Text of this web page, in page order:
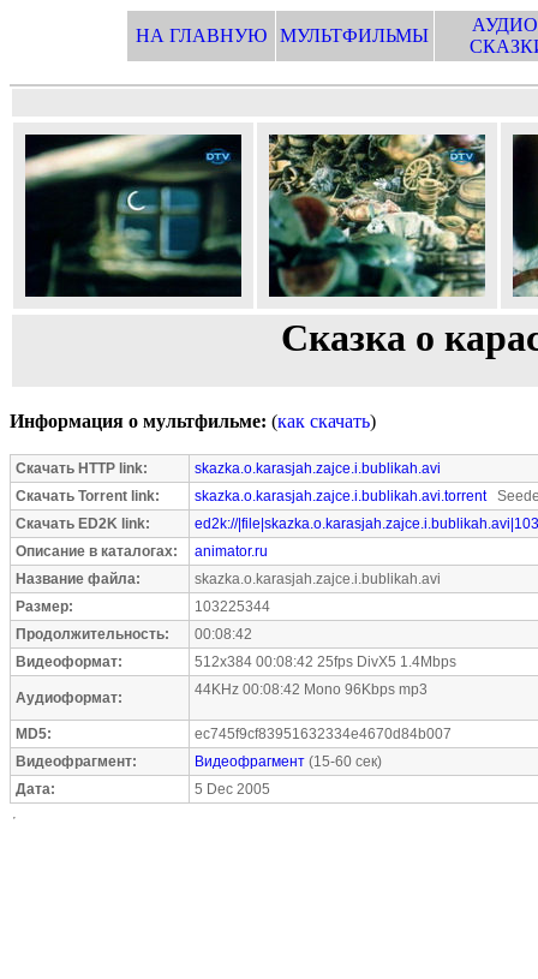
НА ГЛАВНУЮ МУЛЬТФИЛЬМЫ
Сказка о
Информация о мультфильме: (как скачать)
Скачать HTTP link:
skazka.o.karasjah.zajce.i.bublikah.avi
Скачать Torrent link:
skazka.o.karasjah.zajce.i.bublikah.avi.torrent
Скачать ED2K link:
ed2k://
Описание в каталогах:
animator.ru
Название файла:
skazka.o.karasjah.zajce.i.bublikah.avi
Размер:
103225344
Продолжительность:
00:08:42
Видеоформат:
512x384 00:08:42 25fps DivX5 1.4Mbps
Аудиоформат: 44KHz 00:08:42 Mono 96Kbps mp3
MD5:
ec745f9cf83951632334e4670d84b007
Видеофрагмент:
Видеофрагмент (15-60 сек)
Дата:
5 Dec 2005